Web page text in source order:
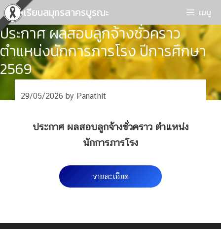
Skip
to
content
โรงเรียนสมุทรสาครบูรณะ เมนู
ประกาศ ผลสอบลูกจ้างชั่วคราว
ตำแหน่งนักการภารโรง ปีการศึกษา
2569
29/05/2026 by Panathit
ประกาศ ผลสอบลูกจ้างชั่วคราว ตำแหน่ง
นักการภารโรง
รายละเอียด